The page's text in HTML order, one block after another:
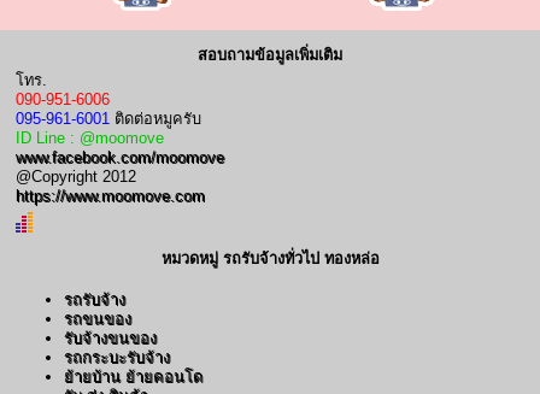
สอบถามข้อมูลเพิ่มเติม
โทร.
090-951-6006
095-961-6001 ติดต่อหมูครับ
ID Line : @moomove
www.facebook.com/moomove
@Copyright 2012
https://www.moomove.com
หมวดหมู่ รถรับจ้างทั่วไป ทองหล่อ
รถรับจ้าง
รถขนของ
รับจ้างขนของ
รถกระบะรับจ้าง
ย้ายบ้าน ย้ายคอนโด